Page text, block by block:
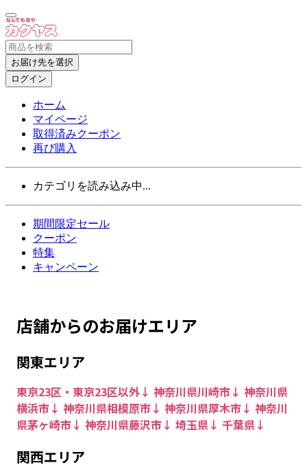
お届け先を選択
ログイン
ホーム
マイページ
取得済みクーポン
再び購入
カテゴリを読み込み中...
期間限定セール
クーポン
特集
キャンペーン
店舗からのお届けエリア
関東エリア
東京23区・東京23区以外↓ 神奈川県川崎市↓ 神奈川県
横浜市↓ 神奈川県相模原市↓ 神奈川県厚木市↓ 神奈川
県茅ヶ崎市↓ 神奈川県藤沢市↓ 埼玉県↓ 千葉県↓
関西エリア